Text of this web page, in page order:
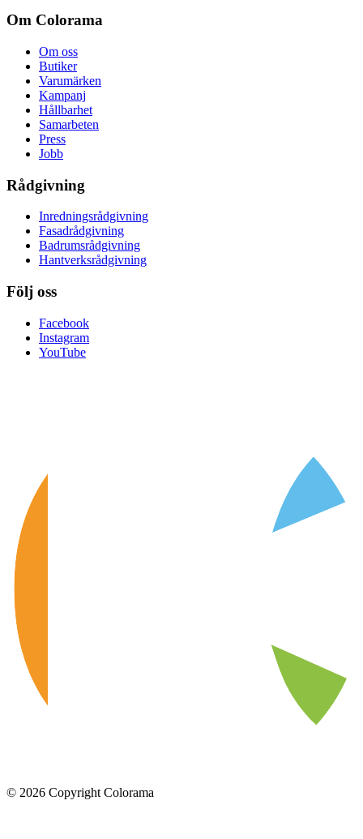
Om Colorama
Om oss
Butiker
Varumärken
Kampanj
Hållbarhet
Samarbeten
Press
Jobb
Rådgivning
Inredningsrådgivning
Fasadrådgivning
Badrumsrådgivning
Hantverksrådgivning
Följ oss
Facebook
Instagram
YouTube
© 2026 Copyright Colorama